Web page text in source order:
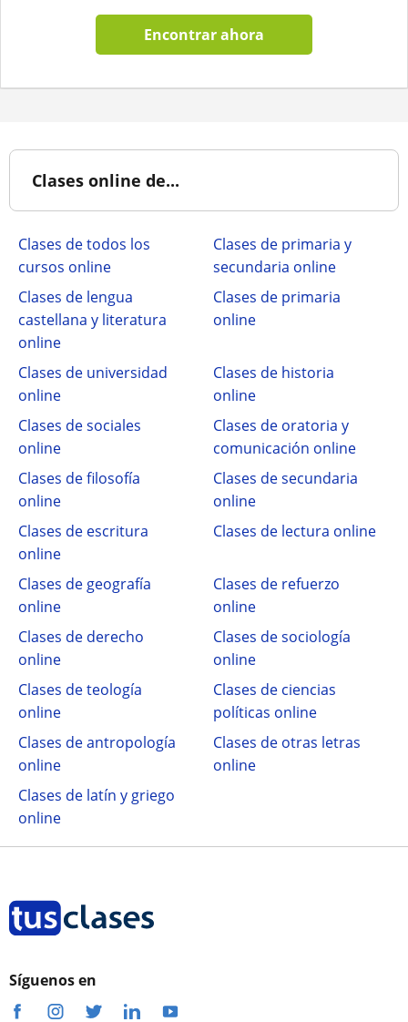
Encontrar ahora
Clases online de...
Clases de todos los
cursos online
Clases de primaria y
secundaria online
Clases de lengua
castellana y literatura
online
Clases de primaria
online
Clases de universidad
online
Clases de historia
online
Clases de sociales
online
Clases de oratoria y
comunicación online
Clases de filosofía
online
Clases de secundaria
online
Clases de escritura
online
Clases de lectura online
Clases de geografía
online
Clases de refuerzo
online
Clases de derecho
online
Clases de sociología
online
Clases de teología
online
Clases de ciencias
políticas online
Clases de antropología
online
Clases de otras letras
online
Clases de latín y griego
online
Síguenos en